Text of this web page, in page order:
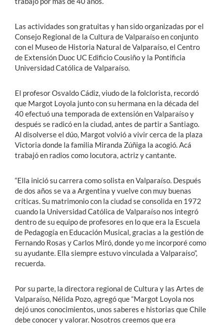
Las actividades son gratuitas y han sido organizadas por el
Consejo Regional de la Cultura de Valparaíso en conjunto
con el Museo de Historia Natural de Valparaíso, el Centro
de Extensión Duoc UC Edificio Cousiño y la Pontificia
Universidad Católica de Valparaíso.
El profesor Osvaldo Cádiz, viudo de la folclorista, recordó
que Margot Loyola junto con su hermana en la década del
40 efectuó una temporada de extensión en Valparaíso y
después se radicó en la ciudad, antes de partir a Santiago.
Al disolverse el dúo, Margot volvió a vivir cerca de la plaza
Victoria donde la familia Miranda Zúñiga la acogió. Acá
trabajó en radios como locutora, actriz y cantante.
“Ella inició su carrera como solista en Valparaíso. Después
de dos años se va a Argentina y vuelve con muy buenas
críticas. Su matrimonio con la ciudad se consolida en 1972
cuando la Universidad Católica de Valparaíso nos integró
dentro de su equipo de profesores en lo que era la Escuela
de Pedagogía en Educación Musical, gracias a la gestión de
Fernando Rosas y Carlos Miró, donde yo me incorporé como
su ayudante. Ella siempre estuvo vinculada a Valparaíso”,
recuerda.
Por su parte, la directora regional de Cultura y las Artes de
Valparaíso, Nélida Pozo, agregó que “Margot Loyola nos
dejó unos conocimientos, unos saberes e historias que Chile
debe conocer y valorar. Nosotros creemos que era